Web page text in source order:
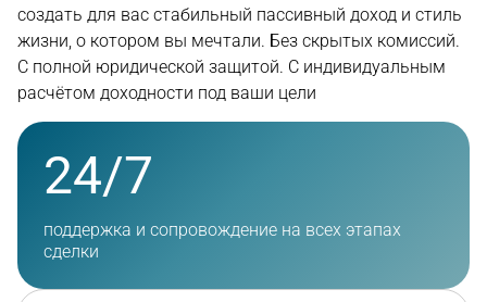
создать для вас стабильный пассивный доход и стиль
жизни, о котором вы мечтали. Без скрытых комиссий.
С полной юридической защитой. С индивидуальным
расчётом доходности под ваши цели
24/7
поддержка и сопровождение на всех этапах
сделки